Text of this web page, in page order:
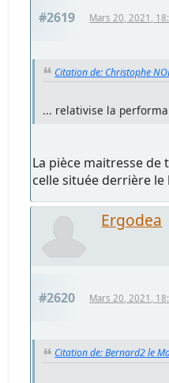
#2619 Mars 20, 2021,
Citation de: Christophe
... relativise la
La pièce maitresse
celle située derrière
Ergodea
#2620 Mars 20, 2021,
Citation de: Bernard2 le